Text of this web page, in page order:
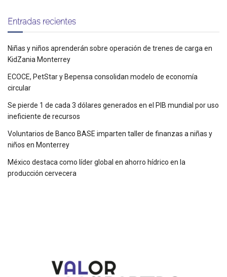
Entradas recientes
Niñas y niños aprenderán sobre operación de trenes de carga en
KidZania Monterrey
ECOCE, PetStar y Bepensa consolidan modelo de economía
circular
Se pierde 1 de cada 3 dólares generados en el PIB mundial por uso
ineficiente de recursos
Voluntarios de Banco BASE imparten taller de finanzas a niñas y
niños en Monterrey
México destaca como líder global en ahorro hídrico en la
producción cervecera